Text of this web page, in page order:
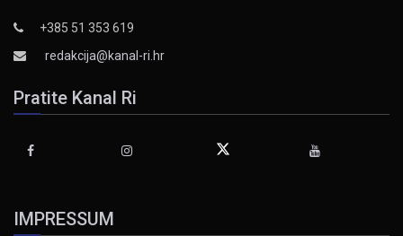
+385 51 353 619
redakcija@kanal-ri.hr
Pratite Kanal Ri
IMPRESSUM